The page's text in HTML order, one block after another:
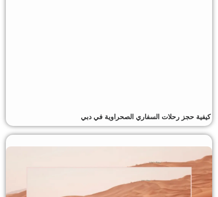
كيفية حجز رحلات السفاري الصحراوية في دبي